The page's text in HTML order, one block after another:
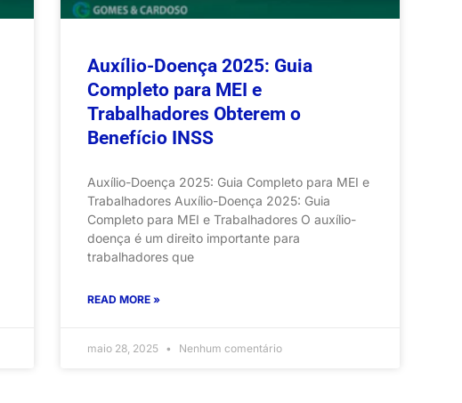
Auxílio-Doença 2025: Guia
Completo para MEI e
Trabalhadores Obterem o
Benefício INSS
Auxílio-Doença 2025: Guia Completo para MEI e
Trabalhadores Auxílio-Doença 2025: Guia
Completo para MEI e Trabalhadores O auxílio-
doença é um direito importante para
trabalhadores que
READ MORE »
maio 28, 2025 Nenhum comentário